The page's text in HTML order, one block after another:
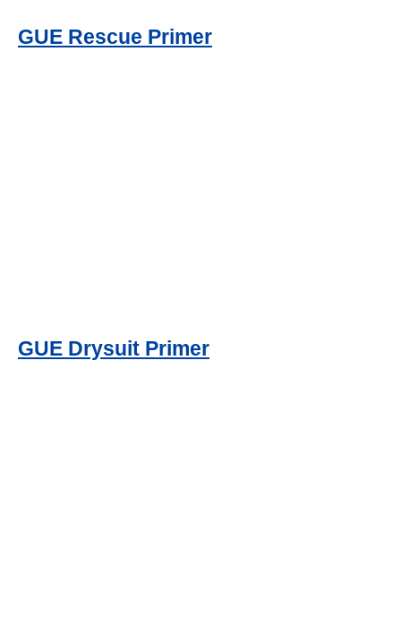
GUE Rescue Primer
GUE Drysuit Primer